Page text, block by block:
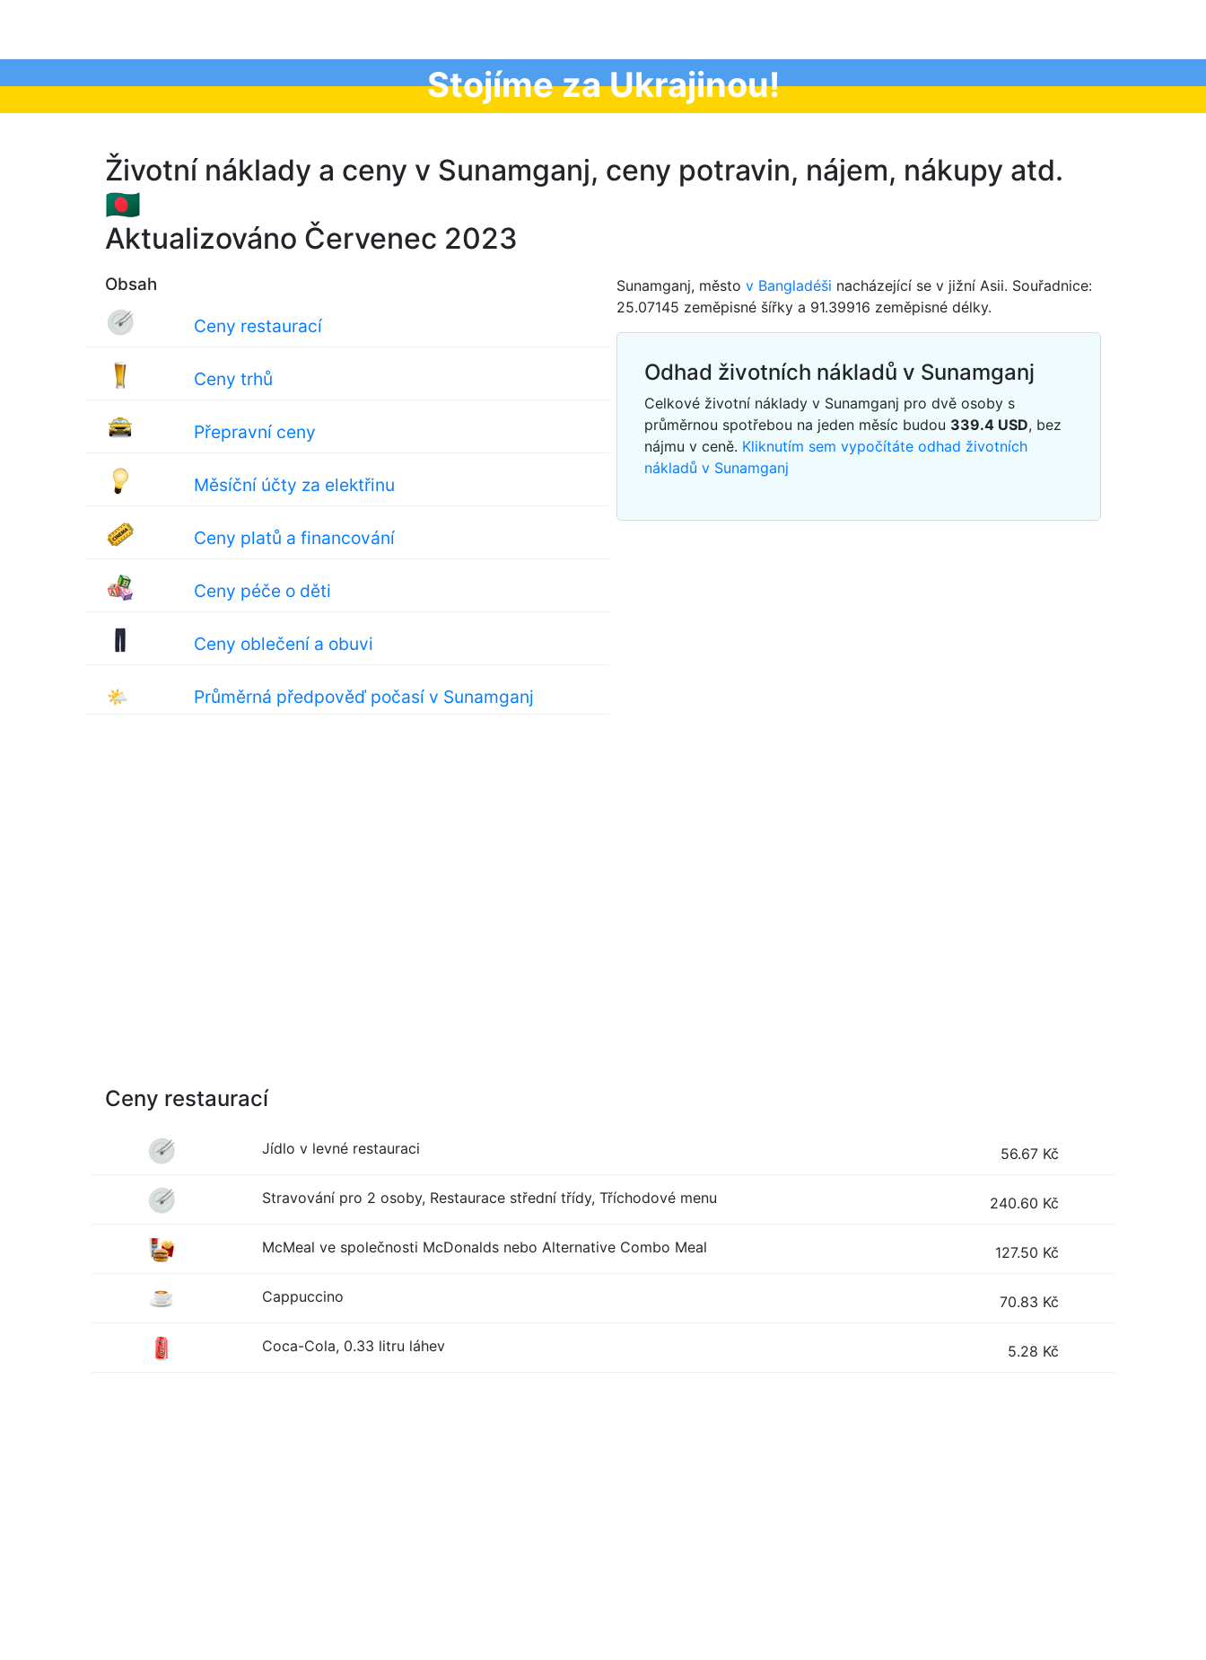
Stojíme za Ukrajinou!
Životní náklady a ceny v Sunamganj, ceny potravin, nájem, nákupy atd.
🇧🇩
Aktualizováno Červenec 2023
Obsah
Ceny restaurací
Ceny trhů
Přepravní ceny
Měsíční účty za elektřinu
Ceny platů a financování
Ceny péče o děti
Ceny oblečení a obuvi
🌤 Průměrná předpověď počasí v Sunamganj
Sunamganj, město v Bangladéši nacházející se v jižní Asii. Souřadnice:
25.07145 zeměpisné šířky a 91.39916 zeměpisné délky.
Odhad životních nákladů v Sunamganj
Celkové životní náklady v Sunamganj pro dvě osoby s
průměrnou spotřebou na jeden měsíc budou 339.4 USD, bez
nájmu v ceně. Kliknutím sem vypočítáte odhad životních
nákladů v Sunamganj
Ceny restaurací
Jídlo v levné restauraci 56.67 Kč
Stravování pro 2 osoby, Restaurace střední třídy, Tříchodové menu 240.60 Kč
McMeal ve společnosti McDonalds nebo Alternative Combo Meal 127.50 Kč
Cappuccino 70.83 Kč
Coca-Cola, 0.33 litru láhev 5.28 Kč